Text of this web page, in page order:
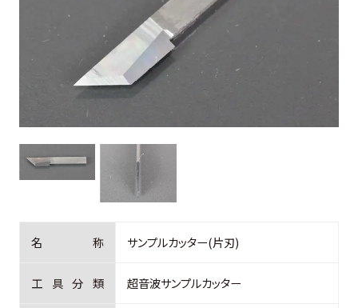
0274-62-1744
（平日：9:00 ~ 17:00)
名 称 サンプルカッター(片刃)
工 具 分 類 超音波サンプルカッター